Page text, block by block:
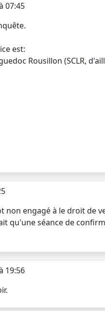
07:45
est:
Rousillon (SCLR,
non engagé à le droit de
qu'une séance de
19:56